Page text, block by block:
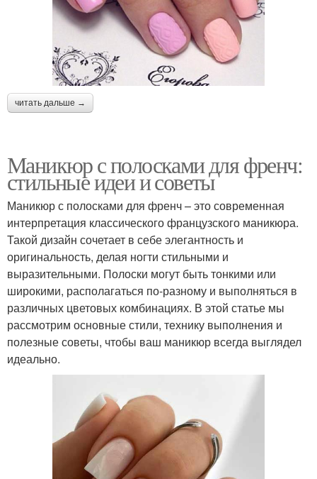
читать дальше →
Маникюр с полосками для френч:
стильные идеи и советы
Маникюр с полосками для френч – это современная
интерпретация классического французского маникюра.
Такой дизайн сочетает в себе элегантность и
оригинальность, делая ногти стильными и
выразительными. Полоски могут быть тонкими или
широкими, располагаться по-разному и выполняться в
различных цветовых комбинациях. В этой статье мы
рассмотрим основные стили, технику выполнения и
полезные советы, чтобы ваш маникюр всегда выглядел
идеально.